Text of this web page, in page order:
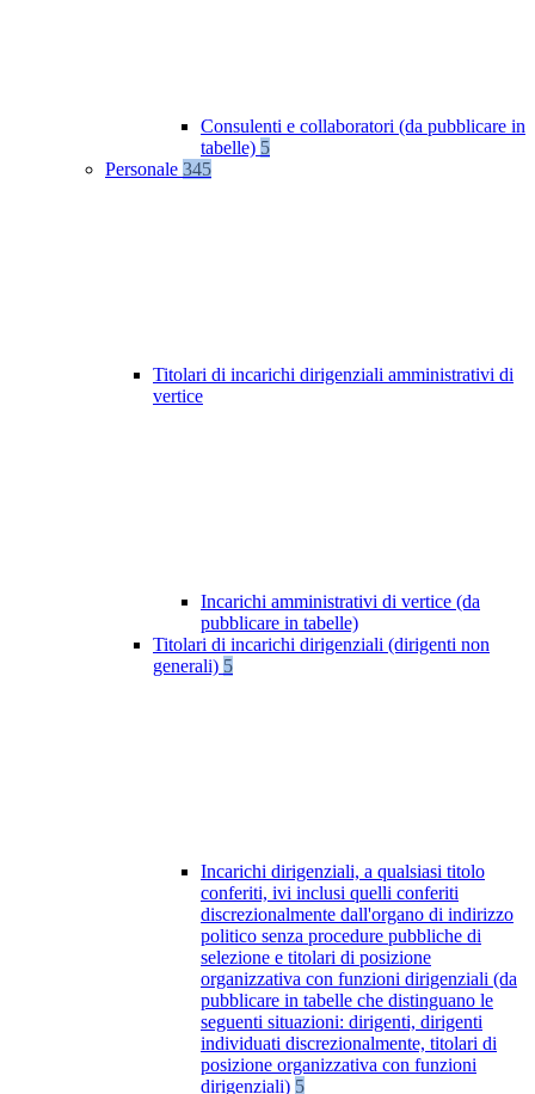
Consulenti e collaboratori (da pubblicare in
tabelle) 5
Personale 345
Titolari di incarichi dirigenziali amministrativi di
vertice
Incarichi amministrativi di vertice (da
pubblicare in tabelle)
Titolari di incarichi dirigenziali (dirigenti non
generali) 5
Incarichi dirigenziali, a qualsiasi titolo
conferiti, ivi inclusi quelli conferiti
discrezionalmente dall'organo di indirizzo
politico senza procedure pubbliche di
selezione e titolari di posizione
organizzativa con funzioni dirigenziali (da
pubblicare in tabelle che distinguano le
seguenti situazioni: dirigenti, dirigenti
individuati discrezionalmente, titolari di
posizione organizzativa con funzioni
dirigenziali) 5